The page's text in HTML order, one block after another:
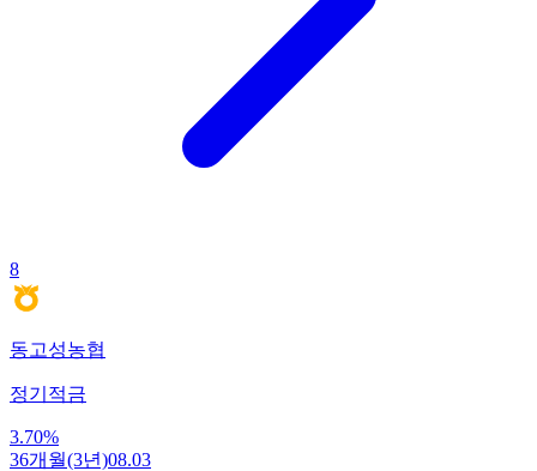
8
동고성농협
정기적금
3.70%
36개월(3년)08.03